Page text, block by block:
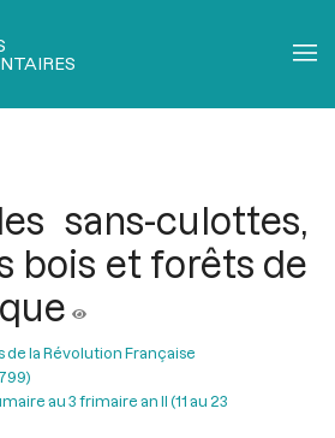
sans-culottes,
bois et forêts de
la Révolution Française
au 3 frimaire an II (11 au 23